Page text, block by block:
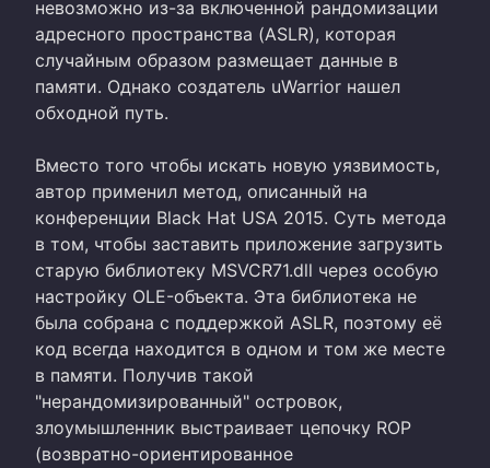
невозможно из-за включенной рандомизации
адресного пространства (ASLR), которая
случайным образом размещает данные в
памяти. Однако создатель uWarrior нашел
обходной путь.
Вместо того чтобы искать новую уязвимость,
автор применил метод, описанный на
конференции Black Hat USA 2015. Суть метода
в том, чтобы заставить приложение загрузить
старую библиотеку MSVCR71.dll через особую
настройку OLE-объекта. Эта библиотека не
была собрана с поддержкой ASLR, поэтому её
код всегда находится в одном и том же месте
в памяти. Получив такой
"нерандомизированный" островок,
злоумышленник выстраивает цепочку ROP
(возвратно-ориентированное